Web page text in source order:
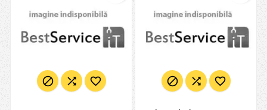
     